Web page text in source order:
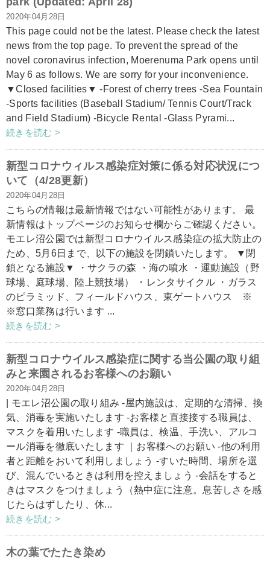
2020年04月28日
This page could not be the latest. Please check the latest
news from the top page. To prevent the spread of the
novel coronavirus infection, Moerenuma Park opens until
May 6 as follows. We are sorry for your inconvenience.
▼Closed facilities▼ -Forest of cherry trees -Sea Fountain
-Sports facilities (Baseball Stadium/ Tennis Court/Track
and Field Stadium) -Bicycle Rental -Glass Pyrami...
続きを読む >
新型コロナウィルス感染症対策に係る対応状況につ
いて（4/28更新）
2020年04月28日
こちらの情報は最新情報ではない可能性があります。 最
新情報はトップページのお知らせ欄からご確認ください。
モエレ沼公園では新型コロナウイルス感染症の拡大防止の
ため、5月6日まで、以下の施設を閉鎖いたします。 ▼閉
鎖となる施設▼ ・サクラの森 ・海の噴水 ・運動施設（野
球場、庭球場、陸上競技場） ・レンタサイクル ・ガラス
のピラミッド、フィールドハウス、東ゲートハウス ※
※窓口業務は行います ...
続きを読む >
新型コロナウイルス感染症に関する当公園の取り組
みと来園されるお客様へのお願い
2020年04月28日
| モエレ沼公園の取り組み -屋内施設は、定期的な清掃、換
気、消毒を実施いたします -お客様と直接接する職員は、
マスクを着用いたします -職員は、検温、手洗い、アルコ
ール消毒を徹底いたします ｜お客様へのお願い -他の利用
者と距離をおいて利用しましょう -すいた時間、場所を選
び、混んでいるときは利用を控えましょう -会話をすると
きはマスクをつけましょう（熱中症に注意。息苦しさを感
じたらはずしたり、休...
続きを読む >
木の葉でたたき染め